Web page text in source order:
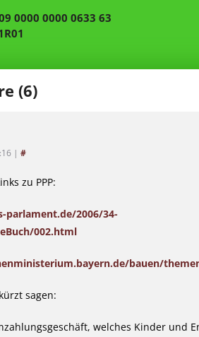
0000 0000 0633 63
(6)
| #
zu PPP:
2006/34-
002.html
bauen/
sagen:
welches Kinder und